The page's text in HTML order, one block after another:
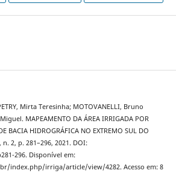
Mirta Teresinha; MOTOVANELLI, Bruno
MAPEAMENTO DA ÁREA IRRIGADA POR
BACIA HIDROGRÁFICA NO EXTREMO SUL DO
n. 2, p. 281–296, 2021. DOI:
296. Disponível em:
index.php/irriga/article/view/4282. Acesso em: 8